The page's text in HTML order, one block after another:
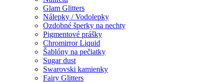
Glam Glitters
Nálepky / Vodolepky
Ozdobné šperky na nechty
Pigmentové prášky
Chromirror Liquid
Šablóny na pečiatky
Sugar dust
Swarovski kamienky
Fairy Glitters